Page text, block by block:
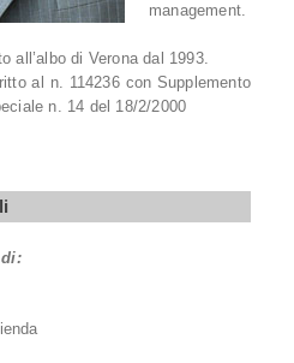
management.
all’albo di Verona dal 1993.
al n. 114236 con Supplemento
n. 14 del 18/2/2000
di: